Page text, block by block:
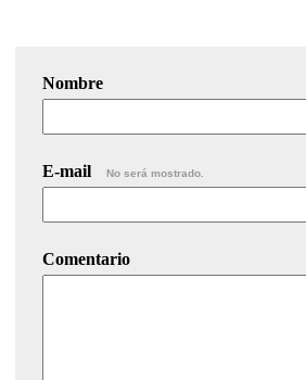
Nombre
E-mail No será mostrado.
Comentario